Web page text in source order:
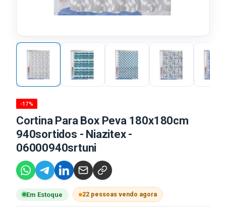
-17%
Cortina Para Box Peva 180x180cm
940sortidos - Niazitex -
06000940srtuni
Em Estoque 22 pessoas vendo agora